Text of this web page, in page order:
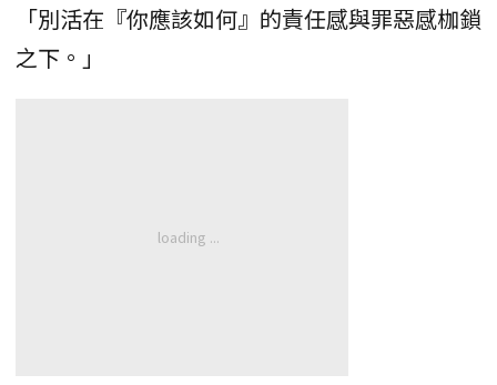
「別活在『你應該如何』的責任感與罪惡感枷鎖
之下。」